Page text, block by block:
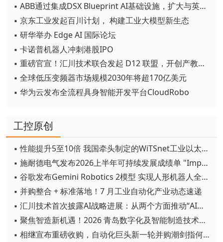
▪ ABB通过集成DSX Blueprint AI基础设施，扩大与英伟达的合作
▪ 京东工业发起百川计划， 构建工业大模型新生态
▪ 研华举办 Edge AI 国际论坛
▪ 卡诺普机器人冲刺港股IPO
▪ 重磅官宣！汇川技术联合发起 D12 联盟，开创产教融合新范式
▪ 全球低压变频器市场规模2030年将超170亿美元
▪ 华为云发布全流程具身智能开发平台CloudRobo
工控原创
▪ 性能提升5至10倍 我国牵头制定的WiTSnet工业以太网国际标准正式发布
▪ 施耐德电气发布2026上半年可持续发展成绩单 "Impact 2030"路线图开局稳健
▪ 谷歌发布Gemini Robotics 2模型 实现人形机器人全身智能控制突破
▪ 并购整合 + 标准落地！7 月工业自动化产业动态速递
▪ 汇川技术首次披露AI战略进展：从两个方面推动“AI业务化”落地
▪ 聚焦智造新机遇！2026 青岛数字化及智能制造技术论坛圆满落幕
▪ 相继宣布重磅收购，自动化巨头新一轮并购潮剑指何方？